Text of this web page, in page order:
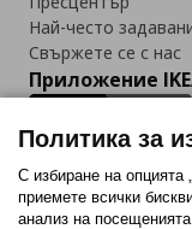
Най-често
Свържете се с нас
Приложение
Последвайте
Политика за
С избиране на опцията
приемете всички
анализ на